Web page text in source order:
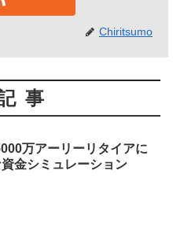
Chiritsumo
事
万アーリーリタイアに
金シミュレーション